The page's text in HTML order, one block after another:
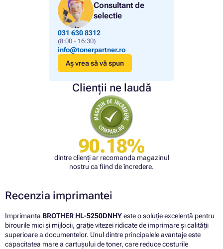
Consultant de
selectie
031 630 8312
(8:00 - 16:30)
info@tonerpartner.ro
Aș vrea să vă spun
Clienții ne laudă
90.18%
dintre clienți ar recomanda magazinul
nostru ca fiind de încredere.
Recenzia imprimantei
Imprimanta BROTHER HL-5250DNHYeste o soluție excelentă pentru
birourile mici și mijlocii, grație vitezei ridicate de imprimare și calității
superioare a documentelor. Unul dintre principalele avantaje este
capacitatea mare a cartușului de toner, care reduce costurile